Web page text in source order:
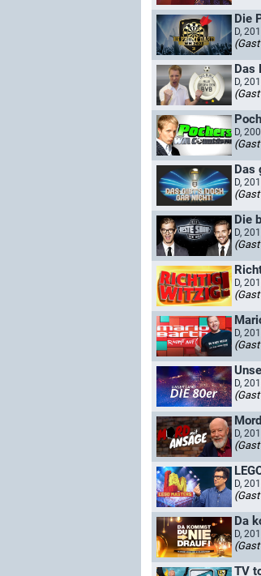
Die
D,
Das
D,
D,
Das
D,
Die
D,
D,
D,
D,
D,
D,
Da
D,
TV